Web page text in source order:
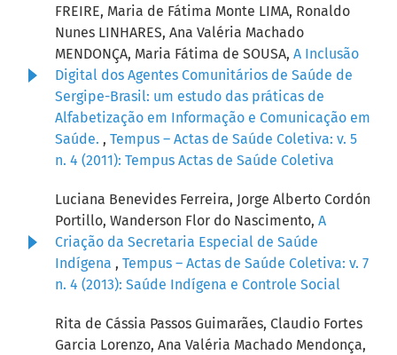
FREIRE, Maria de Fátima Monte LIMA, Ronaldo
Nunes LINHARES, Ana Valéria Machado
MENDONÇA, Maria Fátima de SOUSA, A Inclusão
Digital dos Agentes Comunitários de Saúde de
Sergipe-Brasil: um estudo das práticas de
Alfabetização em Informação e Comunicação em
Saúde. , Tempus – Actas de Saúde Coletiva: v. 5
n. 4 (2011): Tempus Actas de Saúde Coletiva
Luciana Benevides Ferreira, Jorge Alberto Cordón
Portillo, Wanderson Flor do Nascimento, A
Criação da Secretaria Especial de Saúde
Indígena , Tempus – Actas de Saúde Coletiva: v. 7
n. 4 (2013): Saúde Indígena e Controle Social
Rita de Cássia Passos Guimarães, Claudio Fortes
Garcia Lorenzo, Ana Valéria Machado Mendonça,